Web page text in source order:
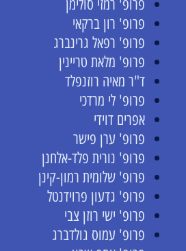
פרופ' רמזי סולימן
פרופ' רון ברקאי
פרופ' רפאל גרינברג
פרופ' מלאת טריינין
ד"ר מאיה רוזנפלד
פרופ' לי מרדכי
אפרים דוידי
פרופ' ערן פישר
פרופ' נורית פלד-אלחנן
פרופ' שלומית רמון-קינן
פרופ' גדעון פרוידנטל
פרופ' ישי רוזן צבי
פרופ' עמוס גולדברג